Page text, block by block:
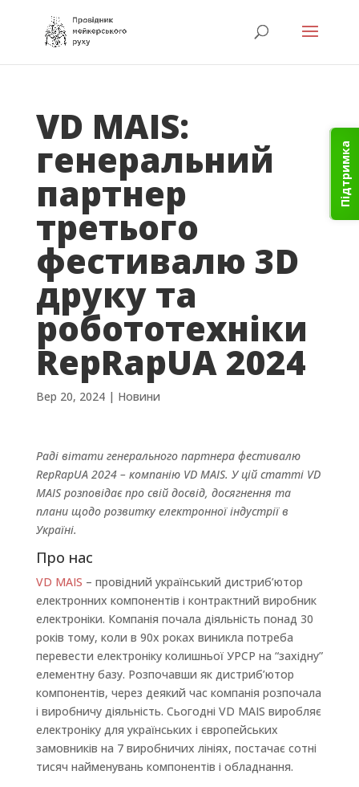
Підтримка
VD MAIS:
генеральний
партнер
третього
фестивалю 3D
друку та
робототехніки
RepRapUA 2024
Вер 20, 2024| Новини
Раді вітати генерального партнера фестивалю
RepRapUA 2024 – компанію VD MAIS. У цій статті VD
MAIS розповідає про свій досвід, досягнення та
плани щодо розвитку електронної індустрії в
Україні.
Про нас
VD MAIS – провідний український дистриб’ютор
електронних компонентів і контрактний виробник
електроніки. Компанія почала діяльність понад 30
років тому, коли в 90х роках виникла потреба
перевести електроніку колишньої УРСР на “західну”
елементну базу. Розпочавши як дистриб’ютор
компонентів, через деякий час компанія розпочала
і виробничу діяльність. Сьогодні VD MAIS виробляє
електроніку для українських і європейських
замовників на 7 виробничих лініях, постачає сотні
тисяч найменувань компонентів і обладнання.